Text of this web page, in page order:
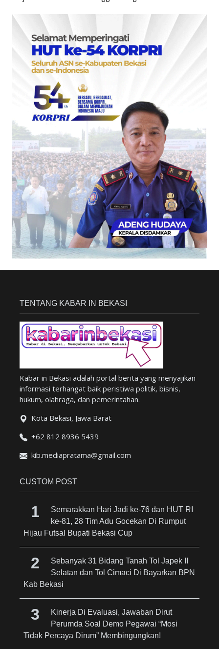
TENTANG KABAR IN BEKASI
Kabar in Bekasi adalah portal berita yang menyajikan
informasi terhangat baik peristiwa politik, bisnis,
hukum, olahraga, dan pemerintahan.
Kota Bekasi, Jawa Barat
+62 812 8936 5439
kib.mediapratama@gmail.com
CUSTOM POST
Semarakkan Hari Jadi ke-76 dan HUT RI
ke-81, 28 Tim Adu Gocekan Di Rumput
Hijau Futsal Bupati Bekasi Cup
Sebanyak 31 Bidang Tanah Tol Japek II
Selatan dan Tol Cimaci Di Bayarkan BPN
Kab Bekasi
Kinerja Di Evaluasi, Jawaban Dirut
Perumda Soal Demo Pegawai “Mosi
Tidak Percaya Dirum” Membingungkan!